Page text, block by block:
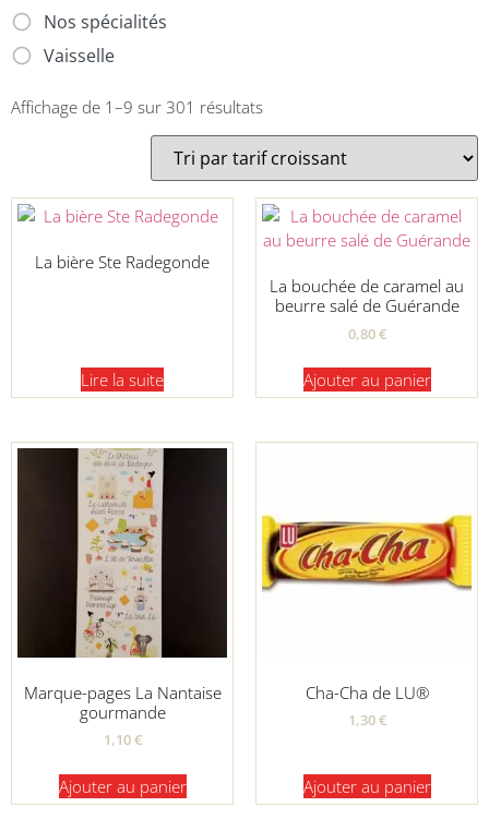
Nos spécialités
Vaisselle
Affichage de 1–9 sur 301 résultats
La bière Ste Radegonde
Lire la suite
La bouchée de caramel au
beurre salé de Guérande
0,80€
Ajouter au panier
Marque-pages La Nantaise
gourmande
1,10€
Ajouter au panier
Cha-Cha de LU®
1,30€
Ajouter au panier